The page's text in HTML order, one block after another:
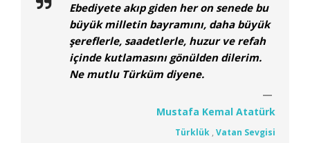
Ebediyete akıp giden her on senede bu
büyük milletin bayramını, daha büyük
şereflerle, saadetlerle, huzur ve refah
içinde kutlamasını gönülden dilerim.
Ne mutlu Türküm diyene.
Mustafa Kemal Atatürk
Türklük , Vatan Sevgisi